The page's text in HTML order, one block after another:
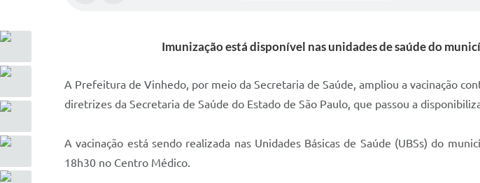
Imunização está disponível nas unidades de saúde do
A Prefeitura de Vinhedo, por meio da Secretaria de Saúde, ampliou a vacinação
diretrizes da Secretaria de Saúde do Estado de São Paulo, que passou a
A vacinação está sendo realizada nas Unidades Básicas de Saúde (UBSs) do
18h30 no Centro Médico.